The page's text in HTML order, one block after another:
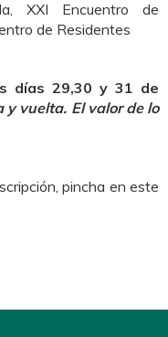
XXI Encuentro de
de Residentes
días 29,30 y 31 de
y vuelta. El valor de lo
pincha en este